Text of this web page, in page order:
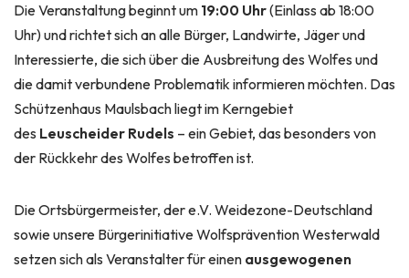
Die Veranstaltung beginnt um 19:00 Uhr(Einlass ab 18:00
Uhr) und richtet sich an alle Bürger, Landwirte, Jäger und
Interessierte, die sich über die Ausbreitung des Wolfes und
die damit verbundene Problematik informieren möchten. Das
Schützenhaus Maulsbach liegt im Kerngebiet
des Leuscheider Rudels – ein Gebiet, das besonders von
der Rückkehr des Wolfes betroffen ist.
Die Ortsbürgermeister, der e.V. Weidezone-Deutschland
sowie unsere Bürgerinitiative Wolfsprävention Westerwald
setzen sich als Veranstalter für einen ausgewogenen